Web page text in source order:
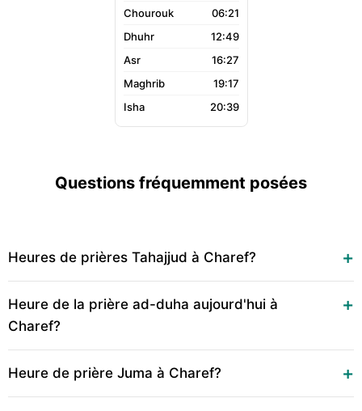
06:21
12:49
16:27
19:17
20:39
Questions fréquemment posées
Heures de prières Tahajjud à Charef?
Heure de la prière ad-duha aujourd'hui à
Charef?
Heure de prière Juma à Charef?